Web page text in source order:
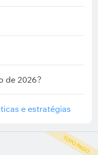
de 2026?
e estratégias
TOPO PAGO